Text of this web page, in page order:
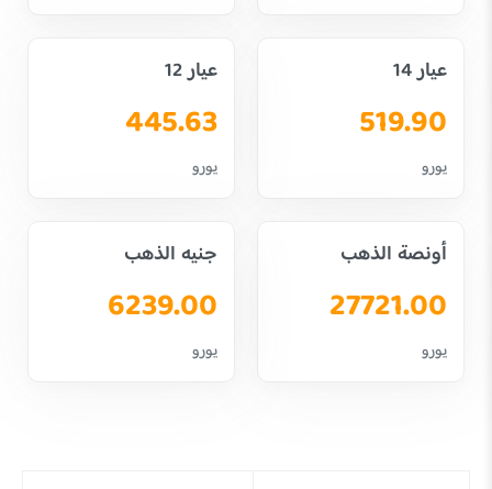
عيار 14
519.90
يورو
عيار 12
445.63
يورو
أونصة الذهب
27721.00
يورو
جنيه الذهب
6239.00
يورو